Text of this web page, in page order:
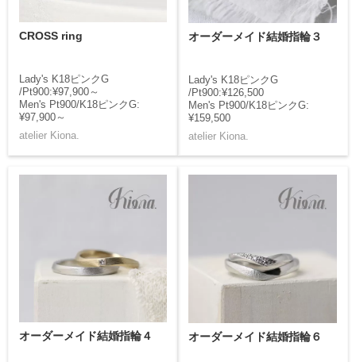
CROSS ring
Lady's K18ピンクG
/Pt900:¥97,900～
Men's Pt900/K18ピンクG:
¥97,900～
atelier Kiona.
オーダーメイド結婚指輪３
Lady's K18ピンクG
/Pt900:¥126,500
Men's Pt900/K18ピンクG:
¥159,500
atelier Kiona.
オーダーメイド結婚指輪４ オーダーメイド結婚指輪６